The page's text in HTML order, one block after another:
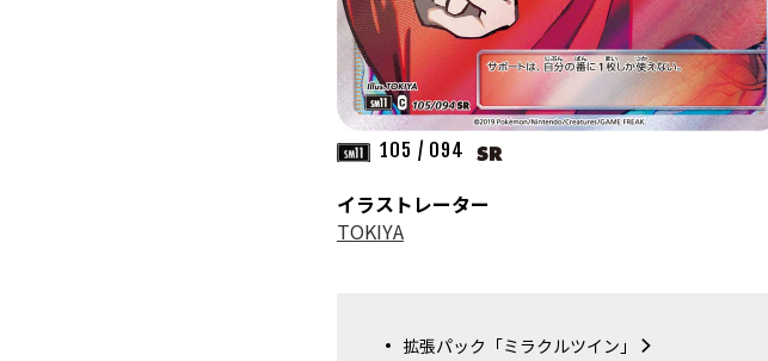
105 / 094
イラストレーター
TOKIYA
拡張パック「ミラクルツイン」